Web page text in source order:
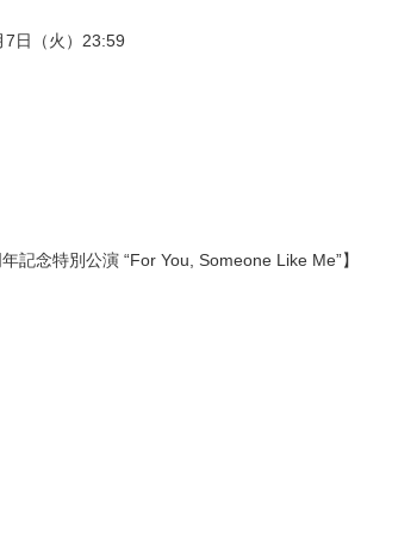
日（火）23:59
記念特別公演 “For You, Someone Like Me”】